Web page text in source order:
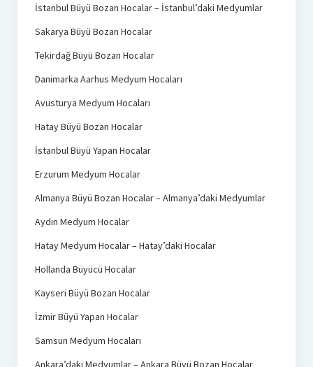
İstanbul Büyü Bozan Hocalar – İstanbul’daki Medyumlar
Sakarya Büyü Bozan Hocalar
Tekirdağ Büyü Bozan Hocalar
Danimarka Aarhus Medyum Hocaları
Avusturya Medyum Hocaları
Hatay Büyü Bozan Hocalar
İstanbul Büyü Yapan Hocalar
Erzurum Medyum Hocalar
Almanya Büyü Bozan Hocalar – Almanya’daki Medyumlar
Aydın Medyum Hocalar
Hatay Medyum Hocalar – Hatay’daki Hocalar
Hollanda Büyücü Hocalar
Kayseri Büyü Bozan Hocalar
İzmir Büyü Yapan Hocalar
Samsun Medyum Hocaları
Ankara’daki Medyumlar – Ankara Büyü Bozan Hocalar